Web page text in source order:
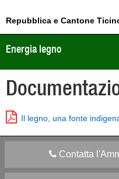
Repubblica e Cantone
Energia legno
Il legno, una fonte
Contatta